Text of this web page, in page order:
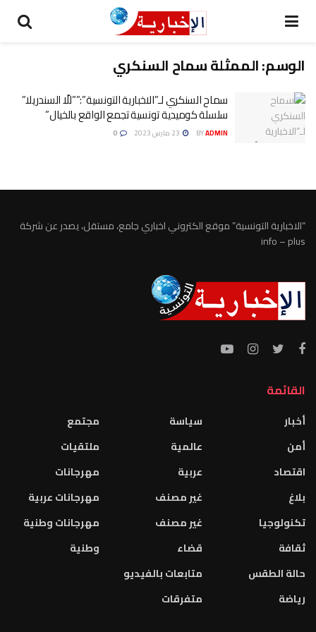
الوسم:الممثلة سماح السنكري
سماح السنكري لـ”الاخبارية التونسية”:””للّا السندريلا”
سلسلة كوميدية تونسية تجمع الواقع بالخيال”
BYADMIN
“الاخبارية التونسية” موقع الكتروني اخباري جامع، مستقل، يصدر عن شركة
info – plus
القائمة
أخبار
أمن
اقتصاد
بلاغ
تكنولوجيا
ثقافة
حالة الطقس
رياضة
سياسة
عالمية
عربية
غير مصنف
غير مصنف
قضاء
متابعات بالفيديو
متفرقات
مجتمع
ملتقيات
مهرجانات
مهرجانات عربية
مهرجانات وطنية
وطنية